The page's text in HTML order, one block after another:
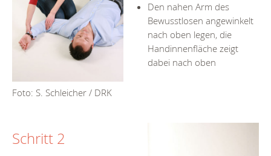
Foto: S. Schleicher / DRK
Den nahen Arm des
Bewusstlosen angewinkelt
nach oben legen, die
Handinnenfläche zeigt
dabei nach oben
Schritt 2